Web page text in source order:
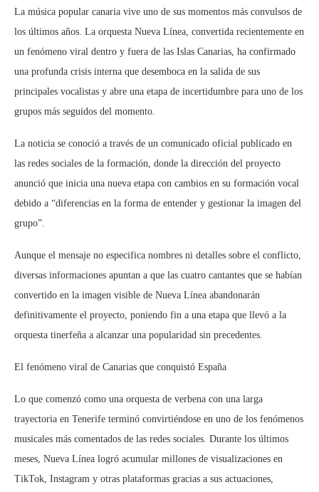
La música popular canaria vive uno de sus momentos más convulsos de
los últimos años. La orquesta Nueva Línea, convertida recientemente en
un fenómeno viral dentro y fuera de las Islas Canarias, ha confirmado
una profunda crisis interna que desemboca en la salida de sus
principales vocalistas y abre una etapa de incertidumbre para uno de los
grupos más seguidos del momento.
La noticia se conoció a través de un comunicado oficial publicado en
las redes sociales de la formación, donde la dirección del proyecto
anunció que inicia una nueva etapa con cambios en su formación vocal
debido a “diferencias en la forma de entender y gestionar la imagen del
grupo”.
Aunque el mensaje no especifica nombres ni detalles sobre el conflicto,
diversas informaciones apuntan a que las cuatro cantantes que se habían
convertido en la imagen visible de Nueva Línea abandonarán
definitivamente el proyecto, poniendo fin a una etapa que llevó a la
orquesta tinerfeña a alcanzar una popularidad sin precedentes.
El fenómeno viral de Canarias que conquistó España
Lo que comenzó como una orquesta de verbena con una larga
trayectoria en Tenerife terminó convirtiéndose en uno de los fenómenos
musicales más comentados de las redes sociales. Durante los últimos
meses, Nueva Línea logró acumular millones de visualizaciones en
TikTok, Instagram y otras plataformas gracias a sus actuaciones,